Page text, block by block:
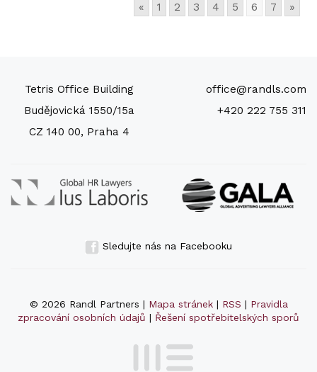
« 1 2 3 4 5 6 7 »
Tetris Office Building
Budějovická 1550/15a
CZ 140 00, Praha 4
office@randls.com
+420 222 755 311
Sledujte nás na Facebooku
© 2026 Randl Partners | Mapa stránek| RSS | Pravidla
zpracování osobních údajů | Řešení spotřebitelských sporů